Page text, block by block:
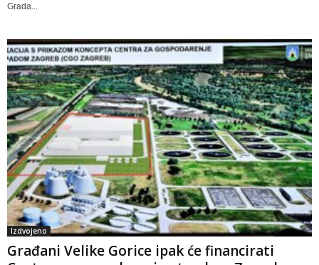
Grada...
Izdvojeno
Građani Velike Gorice ipak će financirati